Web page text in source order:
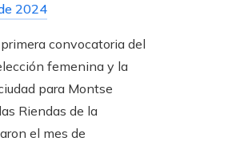
2024
convocatoria del
femenina y la
para Montse
Riendas de la
el mes de